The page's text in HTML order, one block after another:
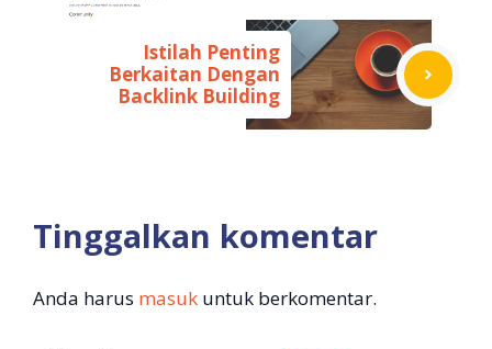
Istilah Penting
Berkaitan Dengan
Backlink Building
Tinggalkan komentar
Anda harus masuk untuk berkomentar.